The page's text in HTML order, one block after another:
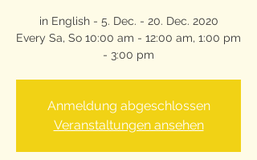
in English - 5. Dec. - 20. Dec. 2020
Every Sa, So 10:00 am - 12:00 am, 1:00 pm
- 3:00 pm
Anmeldung abgeschlossen
Veranstaltungen ansehen